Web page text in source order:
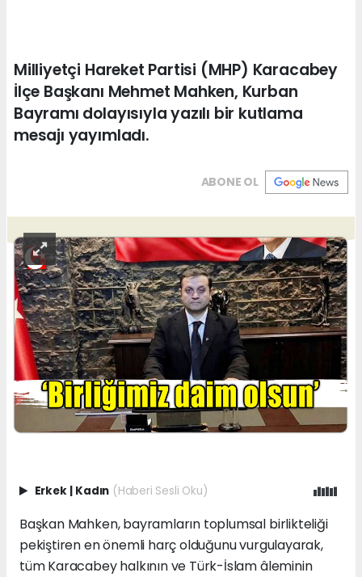
Milliyetçi Hareket Partisi (MHP) Karacabey
İlçe Başkanı Mehmet Mahken, Kurban
Bayramı dolayısıyla yazılı bir kutlama
mesajı yayımladı.
ABONE OL
Erkek | Kadın (Haberi Sesli Oku)
Başkan Mahken, bayramların toplumsal birlikteliği
pekiştiren en önemli harç olduğunu vurgulayarak,
tüm Karacabey halkının ve Türk-İslam âleminin